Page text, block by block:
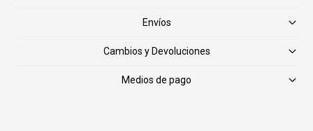
Envíos
Cambios y Devoluciones
Medios de pago